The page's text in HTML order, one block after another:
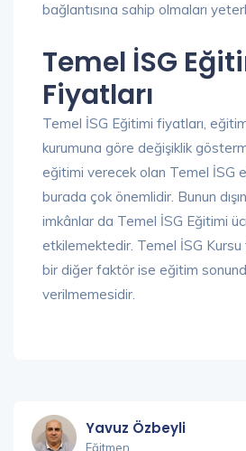
bağlantısına sahip olmaları
Temel İSG
Fiyatları
Temel İSG Eğitimi fiyatları,
kurumuna göre değişiklik
eğitimi verecek olan Temel İSG
burada çok önemlidir. Bunun
imkânlar da Temel İSG Eğitimi
etkilemektedir. Temel İSG Kursu
bir diğer faktör ise eğitim
verilmemesidir.
Yavuz Özbeyli
Eğitmen